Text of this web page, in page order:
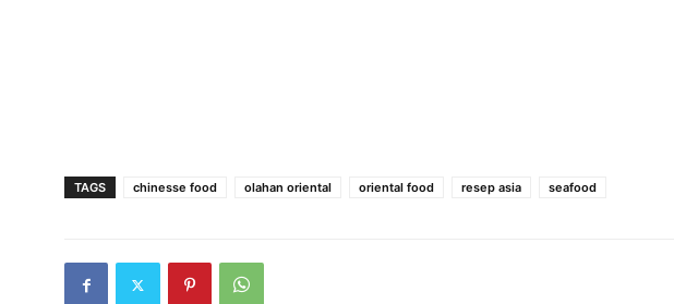
TAGS chinesse food olahan oriental oriental food resep asia seafood